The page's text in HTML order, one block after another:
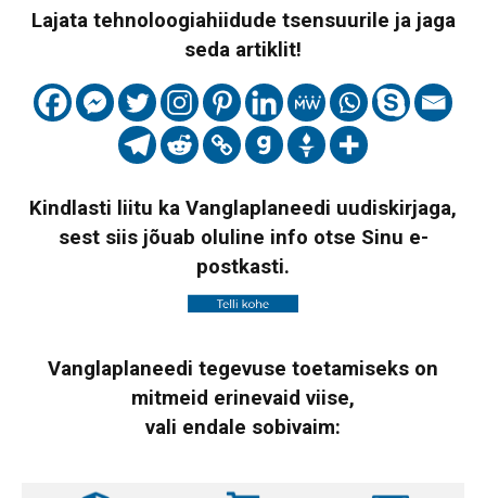
Lajata tehnoloogiahiidude tsensuurile ja jaga
seda artiklit!
Kindlasti liitu ka Vanglaplaneedi uudiskirjaga,
sest siis jõuab oluline info otse Sinu e-
postkasti.
Vanglaplaneedi tegevuse toetamiseks on
mitmeid erinevaid viise,
vali endale sobivaim: